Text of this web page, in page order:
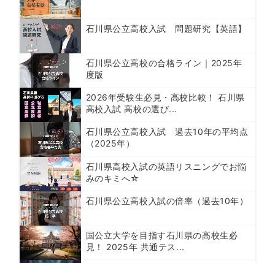
石川県公立高校入試 問題研究【英語】
石川県公立高校の合格ライン｜2025年
度版
2026年受験生必見・高校比較！ 石川県
高校入試 高校の選び...
石川県公立高校入試 過去10年の平均点
（2025年）
石川県高校入試の英語リスニングでお悩
みのキミへ☆
石川県公立高校入試の倍率（過去10年）
国公立大学を目指す石川県の高校生必
見！ 2025年 共通テス...